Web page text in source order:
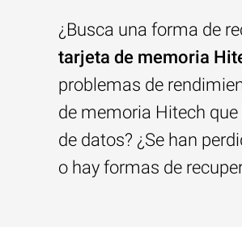
¿Busca una forma de
tarjeta de memoria
problemas de
de memoria Hitech
de datos? ¿Se han
o hay formas de